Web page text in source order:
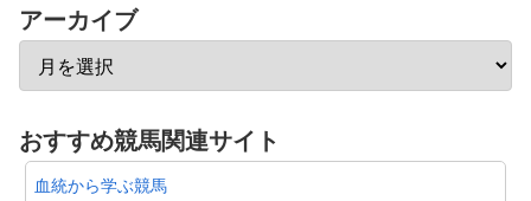
アーカイブ
おすすめ競馬関連サイト
血統から学ぶ競馬